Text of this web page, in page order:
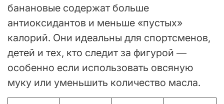
банановые содержат больше
антиоксидантов и меньше «пустых»
калорий. Они идеальны для спортсменов,
детей и тех, кто следит за фигурой —
особенно если использовать овсяную
муку или уменьшить количество масла.